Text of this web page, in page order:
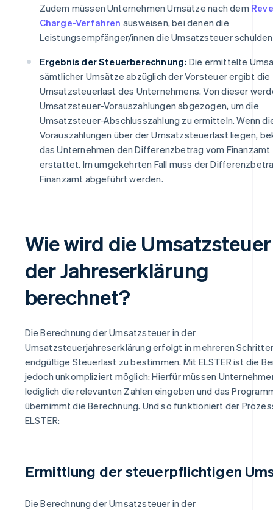
Zudem müssen Unternehmen Umsätze nach dem
Charge-Verfahren ausweisen, bei denen die
Leistungsempfänger/innen die Umsatzsteuer
Ergebnis der Steuerberechnung: Die ermittelte
sämtlicher Umsätze abzüglich der Vorsteuer ergibt die
Umsatzsteuerlast des Unternehmens. Von dieser
Umsatzsteuer-Vorauszahlungen abgezogen, um die
Umsatzsteuer-Abschlusszahlung zu ermitteln. Wenn
Vorauszahlungen über der Umsatzsteuerlast liegen,
das Unternehmen den Differenzbetrag vom Finanzamt
erstattet. Im umgekehrten Fall muss der
Finanzamt abgeführt werden.
Wie wird die
der Jahreserklärung
berechnet?
Die Berechnung der Umsatzsteuer in der
Umsatzsteuerjahreserklärung erfolgt in mehreren
endgültige Steuerlast zu bestimmen. Mit ELSTER ist die
jedoch unkompliziert möglich: Hierfür müssen
lediglich die relevanten Zahlen eingeben und das
übernimmt die Berechnung. Und so funktioniert der
ELSTER:
Ermittlung der steuerpflichtigen
Die Berechnung der Umsatzsteuer in der